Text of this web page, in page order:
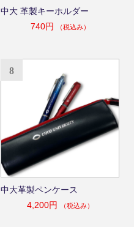
中大 革製キーホルダー
740円
（税込み）
8
中大革製ペンケース
4,200円
（税込み）